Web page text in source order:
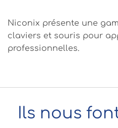
Niconix présente une
claviers et souris pour
professionnelles.
Ils nous